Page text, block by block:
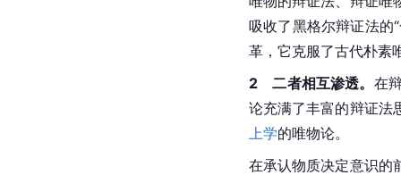
吸收了黑格尔辩证法的
革，它克服了古代朴素
2　二者相互渗透。 在
论充满了丰富的辩证法
上学的唯物论。
在承认物质决定意识的